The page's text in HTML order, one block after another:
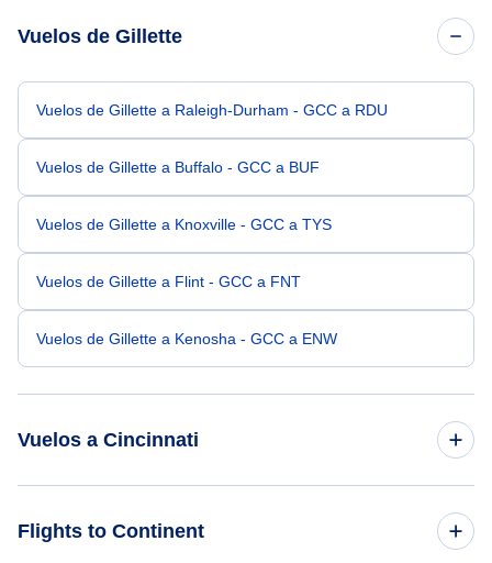
Vuelos de Gillette
Vuelos de Gillette a Raleigh-Durham - GCC a RDU
Vuelos de Gillette a Buffalo - GCC a BUF
Vuelos de Gillette a Knoxville - GCC a TYS
Vuelos de Gillette a Flint - GCC a FNT
Vuelos de Gillette a Kenosha - GCC a ENW
Vuelos a Cincinnati
Flights to Continent